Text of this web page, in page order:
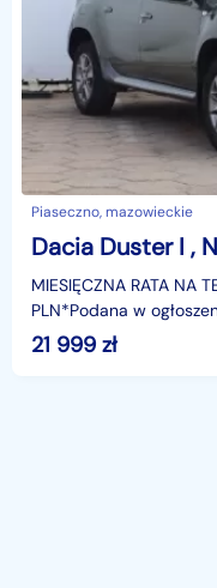
Piaseczno, mazowieckie
MIESIĘCZNA RATA NA
PLN*Podana w
na dzień wystawienia
salonu
21 999 zł